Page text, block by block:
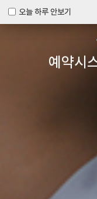
오늘 하루 안보기
오늘 하루 안보기목
예약시